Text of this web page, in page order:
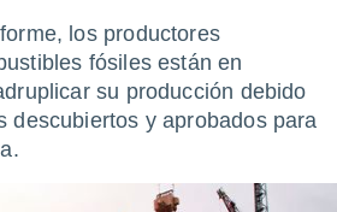
los productores
fósiles están en
su producción debido
descubiertos y aprobados para